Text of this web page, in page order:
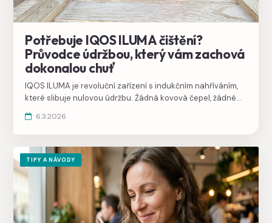
Potřebuje IQOS ILUMA čištění?
Průvodce údržbou, který vám zachová
dokonalou chuť
IQOS ILUMA je revoluční zařízení s indukčním nahříváním,
které slibuje nulovou údržbu. Žádná kovová čepel, žádné
vyčištění zahřívací komory se vyplatí, vrátí vám
plnohodnotný chuťový zážitek. Poradíme, jak na to.
6.3.2026
TIPY A NÁVODY